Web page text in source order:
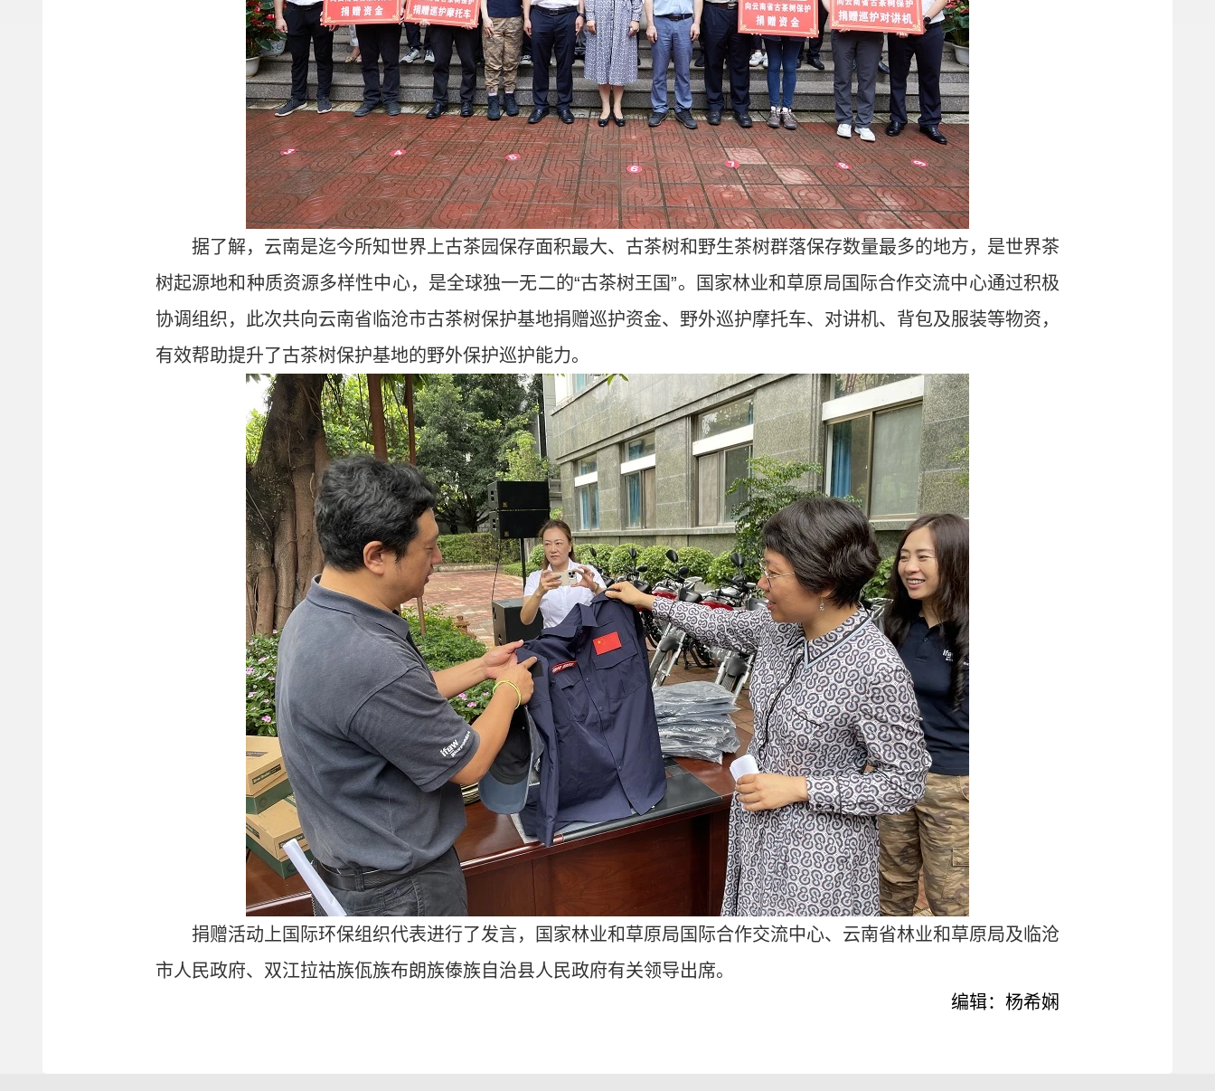
据了解，云南是迄今所知世界上古茶园保存面积最大、古茶树和野生茶树群落保存数量最多的地方，是世界茶
树起源地和种质资源多样性中心，是全球独一无二的“古茶树王国”。国家林业和草原局国际合作交流中心通过积极
协调组织，此次共向云南省临沧市古茶树保护基地捐赠巡护资金、野外巡护摩托车、对讲机、背包及服装等物资，
有效帮助提升了古茶树保护基地的野外保护巡护能力。
捐赠活动上国际环保组织代表进行了发言，国家林业和草原局国际合作交流中心、云南省林业和草原局及临沧
市人民政府、双江拉祜族佤族布朗族傣族自治县人民政府有关领导出席。
编辑：杨希娴